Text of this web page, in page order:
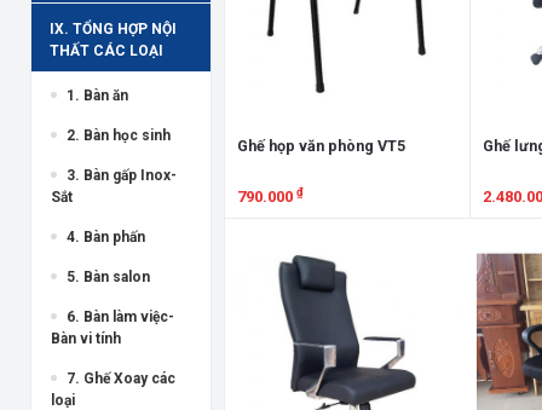
IX. TỔNG HỢP NỘI
THẤT CÁC LOẠI
1. Bàn ăn
2. Bàn học sinh
3. Bàn gấp Inox-
Sắt
4. Bàn phấn
5. Bàn salon
6. Bàn làm việc-
Bàn vi tính
7. Ghế Xoay các
loại
Ghế họp văn phòng VT5
790.000 ₫
Ghế